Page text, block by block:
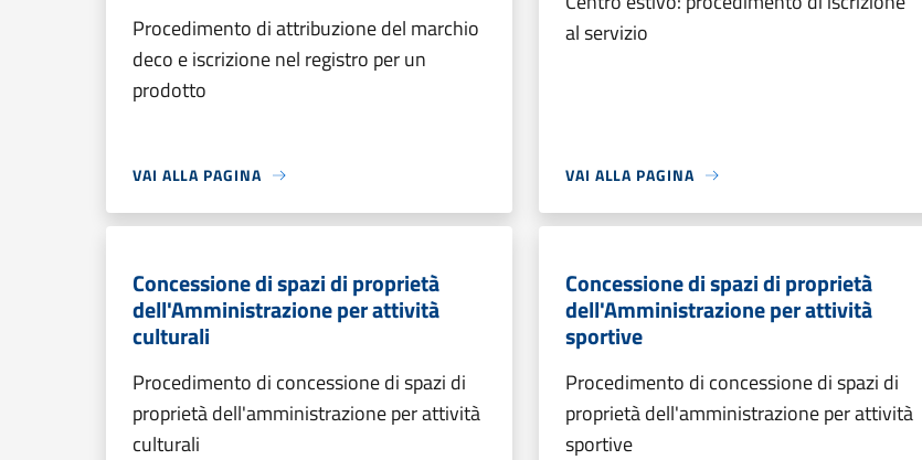
Procedimento di attribuzione del marchio
deco e iscrizione nel registro per un
prodotto
VAI ALLA PAGINA
al servizio
VAI ALLA PAGINA
Concessione di spazi di proprietà
dell'Amministrazione per attività
culturali
Procedimento di concessione di spazi di
proprietà dell'amministrazione per attività
culturali
Concessione di spazi di proprietà
dell'Amministrazione per attività
sportive
Procedimento di concessione di spazi di
proprietà dell'amministrazione per attività
sportive